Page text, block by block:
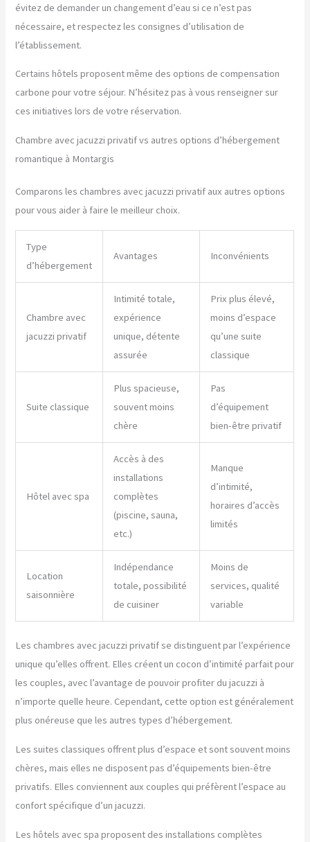
évitez de demander un changement d’eau si ce n’est pas
nécessaire, et respectez les consignes d’utilisation de
l’établissement.
Certains hôtels proposent même des options de compensation
carbone pour votre séjour. N’hésitez pas à vous renseigner sur
ces initiatives lors de votre réservation.
Chambre avec jacuzzi privatif vs autres options d’hébergement
romantique à Montargis
Comparons les chambres avec jacuzzi privatif aux autres options
pour vous aider à faire le meilleur choix.
Type
d’hébergement
Avantages Inconvénients
Chambre avec
jacuzzi privatif
Intimité totale,
expérience
unique, détente
assurée
Prix plus élevé,
moins d’espace
qu’une suite
classique
Suite classique
Plus spacieuse,
souvent moins
chère
Pas
d’équipement
bien-être privatif
Hôtel avec spa
Accès à des
installations
complètes
(piscine, sauna,
etc.)
Manque
d’intimité,
horaires d’accès
limités
Location
saisonnière
Indépendance
totale, possibilité
de cuisiner
Moins de
services, qualité
variable
Les chambres avec jacuzzi privatif se distinguent par l’expérience
unique qu’elles offrent. Elles créent un cocon d’intimité parfait pour
les couples, avec l’avantage de pouvoir profiter du jacuzzi à
n’importe quelle heure. Cependant, cette option est généralement
plus onéreuse que les autres types d’hébergement.
Les suites classiques offrent plus d’espace et sont souvent moins
chères, mais elles ne disposent pas d’équipements bien-être
privatifs. Elles conviennent aux couples qui préfèrent l’espace au
confort spécifique d’un jacuzzi.
Les hôtels avec spa proposent des installations complètes